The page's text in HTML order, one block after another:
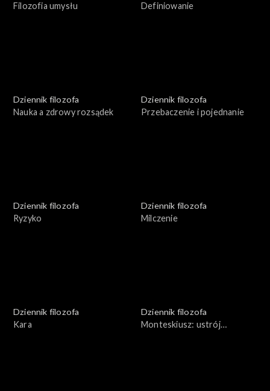
Filozofia umysłu
Definiowanie
Dziennik filozofa
Nauka a zdrowy rozsądek
Dziennik filozofa
Przebaczenie i pojednanie
Dziennik filozofa
Ryzyko
Dziennik filozofa
Milczenie
Dziennik filozofa
Kara
Dziennik filozofa
Monteskiusz: ustrój